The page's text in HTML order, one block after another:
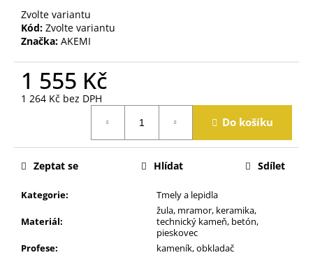
Zvolte variantu
Kód: Zvolte variantu
Značka: AKEMI
1 555 Kč
1 264 Kč bez DPH
Do košíku
Kategorie: Tmely a lepidla
Materiál:
žula, mramor, keramika,
technický kameň, betón,
pieskovec
Profese: kameník, obkladač
Zeptat se Hlídat Sdílet